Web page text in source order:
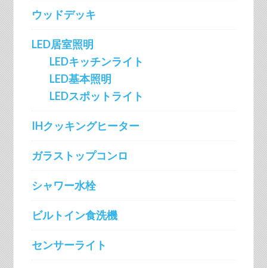
ウッドデッキ
LED居室照明
LEDキッチンライト
LED基本照明
LEDスポットライト
IHクッキングヒーター
ガラストップコンロ
シャワー水栓
ビルトイン食洗機
センサーライト